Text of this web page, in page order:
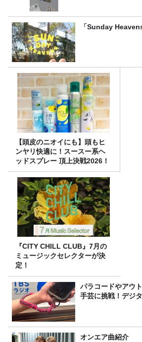
「Sunday
【頭皮のニオイにも】頭もヒ
ンヤリ快適に！スースー系ヘ
ッドスプレー 頂上決戦2026！
『CITY CHILL CLUB』7月の
ミュージックセレクターが決
定！
パラコードやアウ
手芸に挑戦！デジ
オンエア曲紹介